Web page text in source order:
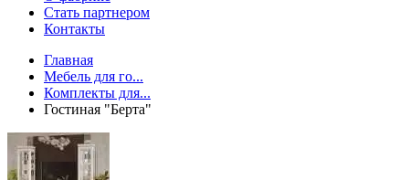
Стать партнером
Контакты
Главная
Мебель для го...
Комплекты для...
Гостиная "Берта"